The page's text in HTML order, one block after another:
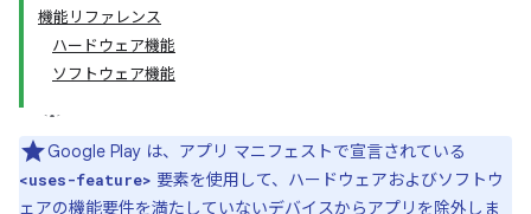
機能リファレンス
ハードウェア機能
ソフトウェア機能
Google Play は、アプリ マニフェストで宣言されている
<uses-feature> 要素を使用して、ハードウェアおよびソフトウ
ェアの機能要件を満たしていないデバイスからアプリを除外しま